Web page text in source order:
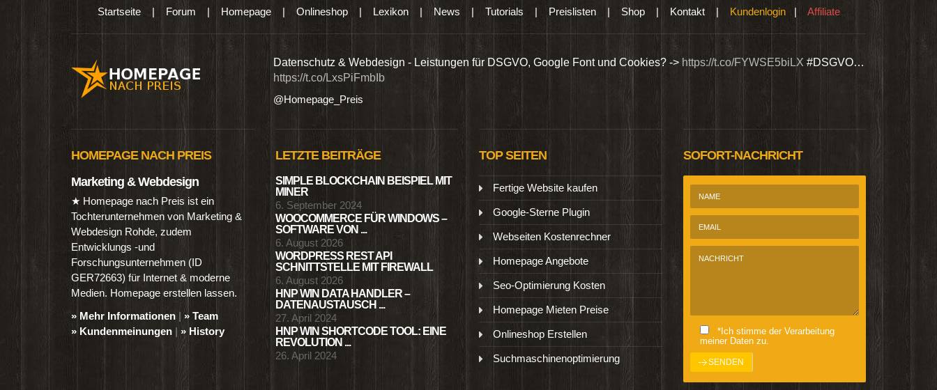
Startseite| Forum | Homepage| Onlineshop| Lexikon|News | Tutorials | Preislisten| Shop| Kontakt| Kundenlogin| Affiliate
Produkten wie Ebooks & DVDs.… Datenschutz & Webdesign - Leistungen für DSGVO, Google Font und Cookies? -> https://t.co/FYWSE5biLX #DSGVO…
https://t.co/LxsPiFmbIb
@Homepage_Preis
HOMEPAGE NACH PREIS
Marketing & Webdesign
★ Homepage nach Preis ist ein
Tochterunternehmen von Marketing &
Webdesign Rohde, zudem
Entwicklungs -und
Forschungsunternehmen (ID
GER72663) für Internet & moderne
Medien. Homepage erstellen lassen.
» Mehr Informationen |» Team
» Kundenmeinungen | » History
LETZTE BEITRÄGE
SIMPLE BLOCKCHAIN BEISPIEL MIT
MINER
6. September 2024
WOOCOMMERCE FÜR WINDOWS –
SOFTWARE VON ...
6. August 2026
WORDPRESS REST API
SCHNITTSTELLE MIT FIREWALL
6. August 2026
HNP WIN DATA HANDLER –
DATENAUSTAUSCH ...
27. April 2024
HNP WIN SHORTCODE TOOL: EINE
REVOLUTION ...
26. April 2024
TOP SEITEN
Fertige Website kaufen
Google-Sterne Plugin
Webseiten Kostenrechner
Homepage Angebote
Seo-Optimierung Kosten
Homepage Mieten Preise
Onlineshop Erstellen
Suchmaschinenoptimierung
SOFORT-NACHRICHT
*Ich stimme der Verarbeitung
meiner Daten zu.